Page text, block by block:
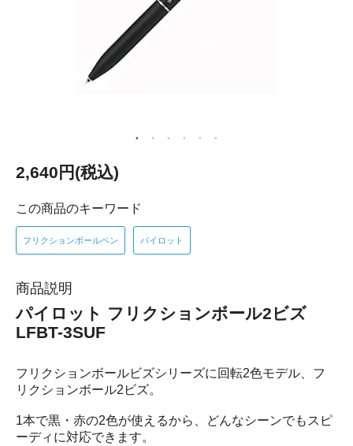
2,640円(税込)
この商品のキーワード
フリクションボールペン パイロット
商品説明
パイロット フリクションボール2ビズ
LFBT-3SUF
フリクションボールビズシリーズに回転2色モデル、フ
リクションボール2ビズ。
1本で黒・赤の2色が使えるから、どんなシーンでもスピ
ーディに対応できます。